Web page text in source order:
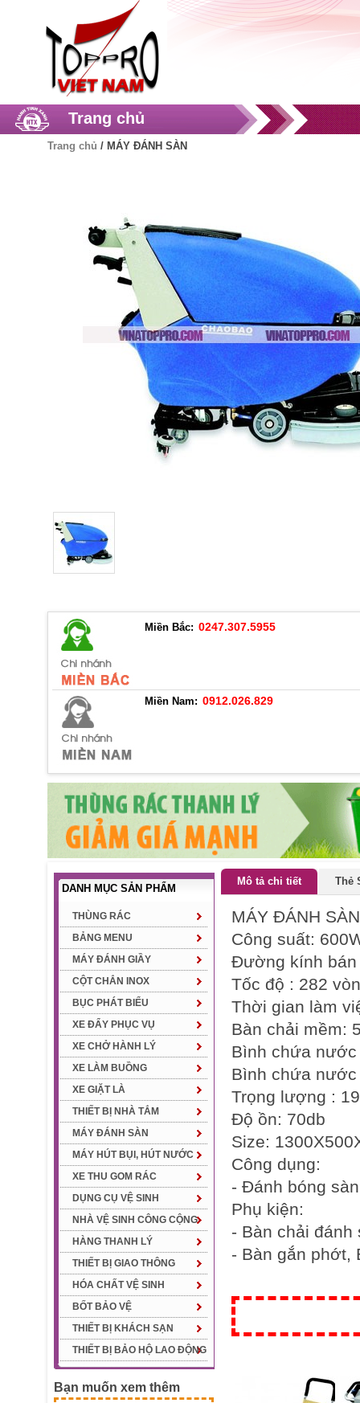
Trang chủ
Trang chủ / MÁY ĐÁNH SÀN
Miền Bắc: 0247.307.5955
Miền Nam: 0912.026.829
DANH MỤC SẢN PHẨM
THÙNG RÁC
BẢNG MENU
MÁY ĐÁNH GIẦY
CỘT CHẮN INOX
BỤC PHÁT BIỂU
XE ĐẨY PHỤC VỤ
XE CHỞ HÀNH LÝ
XE LÀM BUỒNG
XE GIẶT LÀ
THIẾT BỊ NHÀ TẮM
MÁY ĐÁNH SÀN
MÁY HÚT BỤI, HÚT NƯỚC
XE THU GOM RÁC
DỤNG CỤ VỆ SINH
NHÀ VỆ SINH CÔNG CỘNG
HÀNG THANH LÝ
THIẾT BỊ GIAO THÔNG
HÓA CHẤT VỆ SINH
BỐT BẢO VỆ
THIẾT BỊ KHÁCH SẠN
THIẾT BỊ BẢO HỘ LAO ĐỘNG
Bạn muốn xem thêm
Mô tả chi tiết Thẻ
MÁY ĐÁNH
Công suất:
Đường kính bán
Tốc độ : 282
Thời gian làm
Bàn chải mềm:
Bình chứa
Bình chứa nước
Trọng lượng :
Độ ồn: 70db
Size:
Công dụng:
- Đánh bóng
Phụ kiện:
- Bàn chải đánh
- Bàn gắn phớt,